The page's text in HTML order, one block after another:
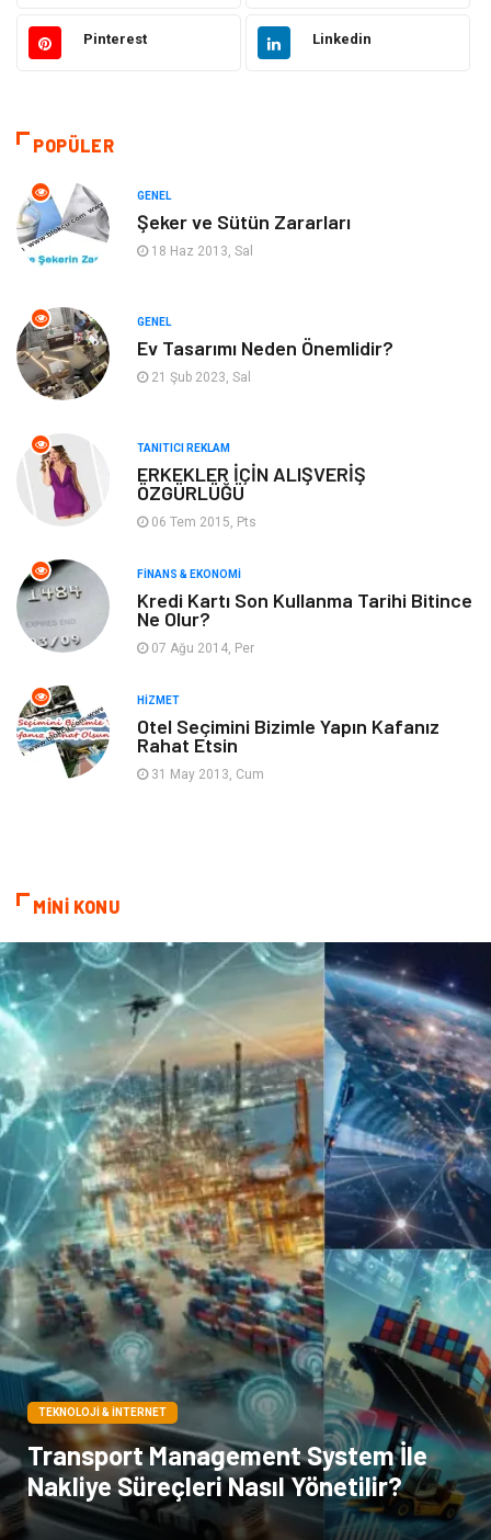
Güzellik & Bakım Moda
Giyim
Otomotiv
Gıda
Gayrimenkul
Anne & Çocuk Müzik
Tatil Genel Kültür
Emlak
Ev İşleri
Gençlik & Eğlence
Sigorta
Mobilya
Pinterest Linkedin
POPÜLER
GENEL
Şeker ve Sütün Zararları
18 Haz 2013, Sal
GENEL
Ev Tasarımı Neden Önemlidir?
21 Şub 2023, Sal
TANITICI REKLAM
ERKEKLER İÇİN ALIŞVERİŞ
ÖZGÜRLÜĞÜ
06 Tem 2015, Pts
FINANS & EKONOMI
Kredi Kartı Son Kullanma Tarihi Bitince
Ne Olur?
07 Ağu 2014, Per
HIZMET
Otel Seçimini Bizimle Yapın Kafanız
Rahat Etsin
31 May 2013, Cum
MİNİ KONU
TEKNOLOJI & İNTERNET
Transport Management System İle
Nakliye Süreçleri Nasıl Yönetilir?